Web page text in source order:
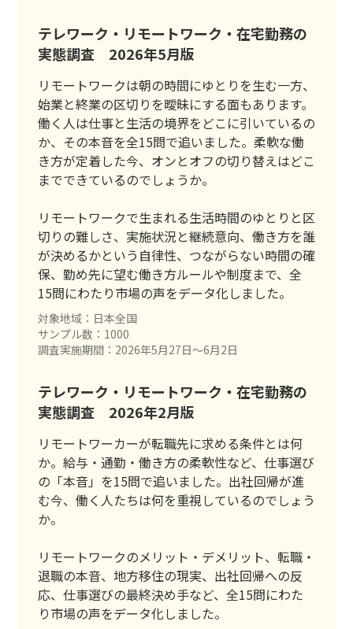
テレワーク・リモートワーク・在宅勤務の
実態調査 2026年5月版
リモートワークは朝の時間にゆとりを生む一方、
始業と終業の区切りを曖昧にする面もあります。
働く人は仕事と生活の境界をどこに引いているの
か、その本音を全15問で追いました。柔軟な働
き方が定着した今、オンとオフの切り替えはどこ
までできているのでしょうか。
リモートワークで生まれる生活時間のゆとりと区
切りの難しさ、実施状況と継続意向、働き方を誰
が決めるかという自律性、つながらない時間の確
保、勤め先に望む働き方ルールや制度まで、全
15問にわたり市場の声をデータ化しました。
対象地域：日本全国
サンプル数：1000
調査実施期間：2026年5月27日〜6月2日
テレワーク・リモートワーク・在宅勤務の
実態調査 2026年2月版
リモートワーカーが転職先に求める条件とは何
か。給与・通勤・働き方の柔軟性など、仕事選び
の「本音」を15問で追いました。出社回帰が進
む今、働く人たちは何を重視しているのでしょう
か。
リモートワークのメリット・デメリット、転職・
退職の本音、地方移住の現実、出社回帰への反
応、仕事選びの最終決め手など、全15問にわた
り市場の声をデータ化しました。